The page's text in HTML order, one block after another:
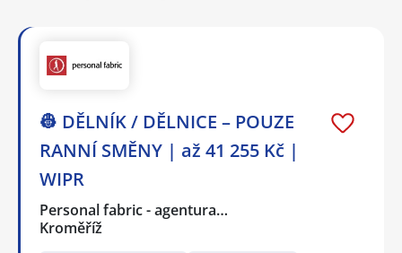
👷 DĚLNÍK / DĚLNICE – POUZE
RANNÍ SMĚNY | až 41 255 Kč |
WIPR
Personal fabric - agentura…
Kroměříž